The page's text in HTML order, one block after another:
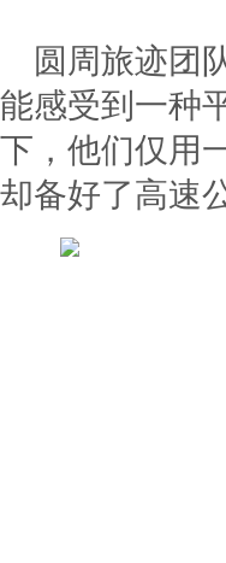
圆周旅迹团
能感受到一种
下，他们仅用
却备好了高速